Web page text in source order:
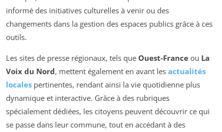
informé des initiatives culturelles à venir ou des
changements dans la gestion des espaces publics grâce à ces
outils.
Les sites de presse régionaux, tels que Ouest-France ou La
Voix du Nord, mettent également en avant les actualités
locales pertinentes, rendant ainsi la vie quotidienne plus
dynamique et interactive. Grâce à des rubriques
spécialement dédiées, les citoyens peuvent découvrir ce qui
se passe dans leur commune, tout en accédant à des